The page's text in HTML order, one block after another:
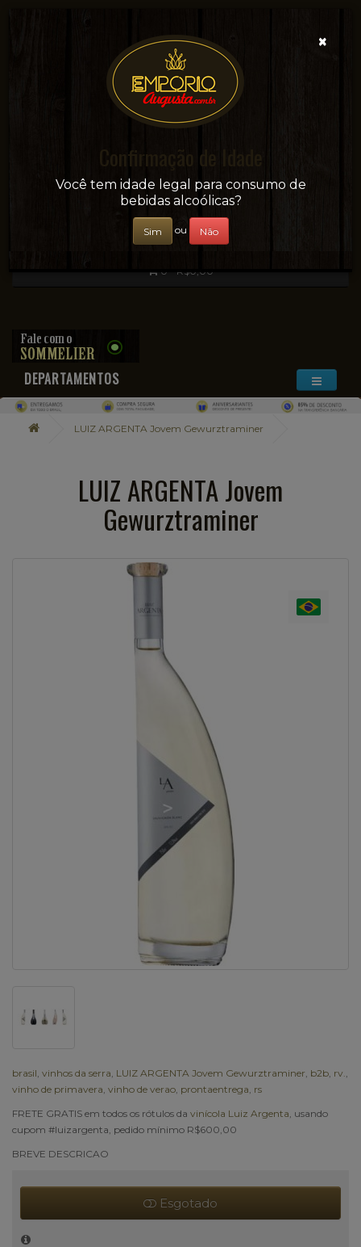
Sua conveniência e adega on-line!
0 - R$0,00
DEPARTAMENTOS
LUIZ ARGENTA Jovem Gewurztraminer
LUIZ ARGENTA Jovem
Gewurztraminer
brasil vinhos da serra LUIZ ARGENTA Jovem Gewurztraminer b2b rv.
vinho de primavera vinho de verao prontaentrega rs
FRETE GRATIS em todos os rótulos da vinícola Luiz Argenta , usando
cupom #luizargenta, pedido mínimo R$600,00
BREVE DESCRICAO
Esgotado
×
Confirmação de Idade
Você tem idade legal para consumo de
bebidas alcoólicas?
Sim ou Não